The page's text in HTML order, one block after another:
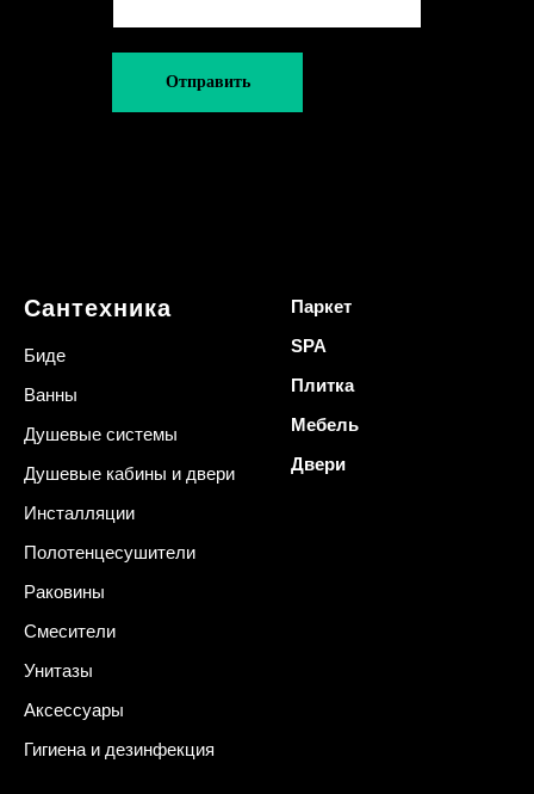
Отправить
Сантехника
Биде
Ванны
Душевые системы
Душевые кабины и двери
Инсталляции
Полотенцесушители
Раковины
Смесители
Унитазы
Аксессуары
Гигиена и дезинфекция
Паркет
SPA
Плитка
Мебель
Двери